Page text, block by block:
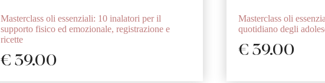
Masterclass oli essenziali: 10 inalatori per il
supporto fisico ed emozionale, registrazione e
ricette
€ 39.00
Masterclass oli
quotidiano degli
€ 39.00